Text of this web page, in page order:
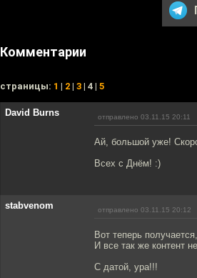
Комментарии
cтраницы: 1 | 2 | 3 | 4 | 5
David Burns отправлено 03.11.15 20:11
Ай, большой уже!
Всех с Днём! :)
stabvenom отправлено 03.11.15 20:12
Вот теперь
И все так же контент
С датой, ура!!!